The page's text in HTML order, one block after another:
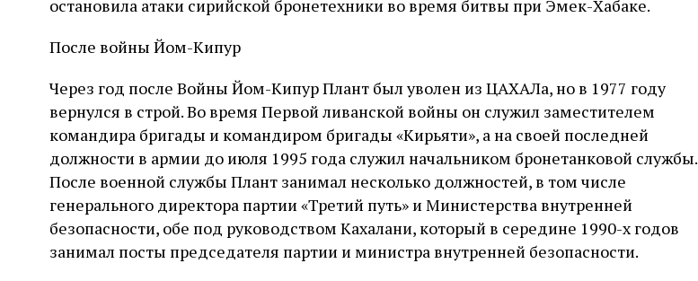
остановила атаки сирийской бронетехники во время битвы при Эмек-Хабаке.
После войны Йом-Кипур
Через год после Войны Йом-Кипур Плант был уволен из ЦАХАЛа, но в 1977 году
вернулся в строй. Во время Первой ливанской войны он служил заместителем
командира бригады и командиром бригады «Кирьяти», а на своей последней
должности в армии до июля 1995 года служил начальником бронетанковой службы.
После военной службы Плант занимал несколько должностей, в том числе
генерального директора партии «Третий путь» и Министерства внутренней
безопасности, обе под руководством Кахалани, который в середине 1990-х годов
занимал посты председателя партии и министра внутренней безопасности.